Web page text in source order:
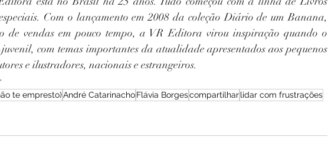
Com o lançamento em 2008 da coleção Diário de um Banana,
de vendas em pouco tempo, a VR Editora virou inspiração quando o
com temas importantes da atualidade apresentados aos pequenos
e ilustradores, nacionais e estrangeiros.
te empresto)André CatarinachoFlávia Borgescompartilharlidar com frustrações